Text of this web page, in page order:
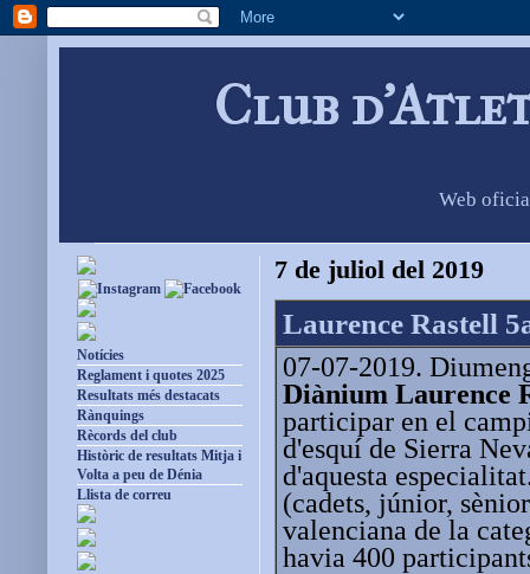
Club
Web
7 de juliol del 2019
Laurence Rastell
07-07-2019.
Diànium Laurence
participar en el
d'esquí de Sierra
d'aquesta
(cadets, júnior,
valenciana de la
havia 400
Notícies
Reglament i quotes 2025
Resultats més destacats
Rànquings
Rècords del club
Històric de resultats Mitja i
Volta a peu de Dénia
Llista de correu